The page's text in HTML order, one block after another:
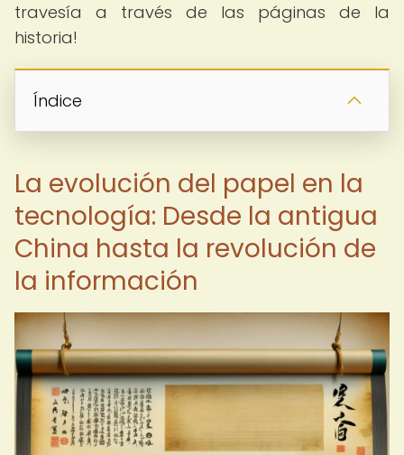
travesía a través de las páginas de la
historia!
Índice
La evolución del papel en la
tecnología: Desde la antigua
China hasta la revolución de
la información